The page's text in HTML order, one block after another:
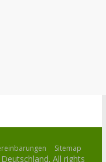
Sitemap
. All rights